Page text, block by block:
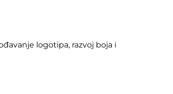
logotipa, razvoj boja i